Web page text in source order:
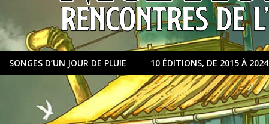
SONGES D’UN JOUR DE PLUIE 10 ÉDITIONS, DE 2015 À 2024